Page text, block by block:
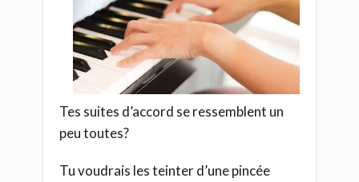
Tes suites d’accord se ressemblent un
peu toutes?
Tu voudrais les teinter d’une pincée